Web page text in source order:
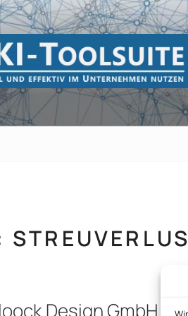
und effektiv im Unternehmen
Design GmbH